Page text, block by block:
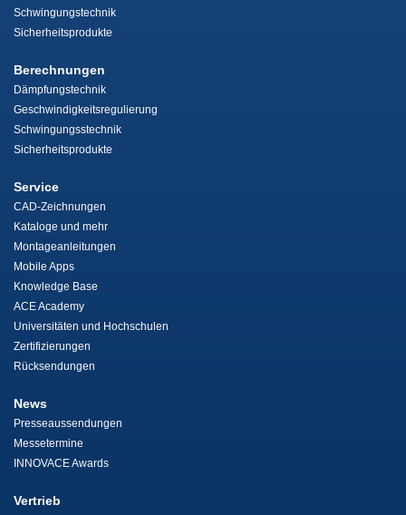
Schwingungstechnik
Sicherheitsprodukte
Berechnungen
Dämpfungstechnik
Geschwindigkeitsregulierung
Schwingungsstechnik
Sicherheitsprodukte
Service
CAD-Zeichnungen
Kataloge und mehr
Montageanleitungen
Mobile Apps
Knowledge Base
ACE Academy
Universitäten und Hochschulen
Zertifizierungen
Rücksendungen
News
Presseaussendungen
Messetermine
INNOVACE Awards
Vertrieb